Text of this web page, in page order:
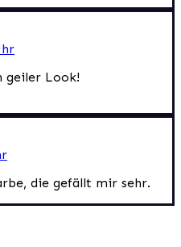
geiler Look!
die gefällt mir sehr.